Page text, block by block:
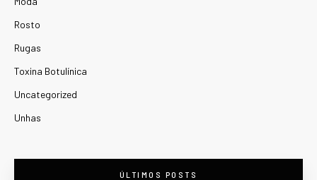
Rosto
Rugas
Toxina Botulínica
Uncategorized
Unhas
ÚLTIMOS POSTS